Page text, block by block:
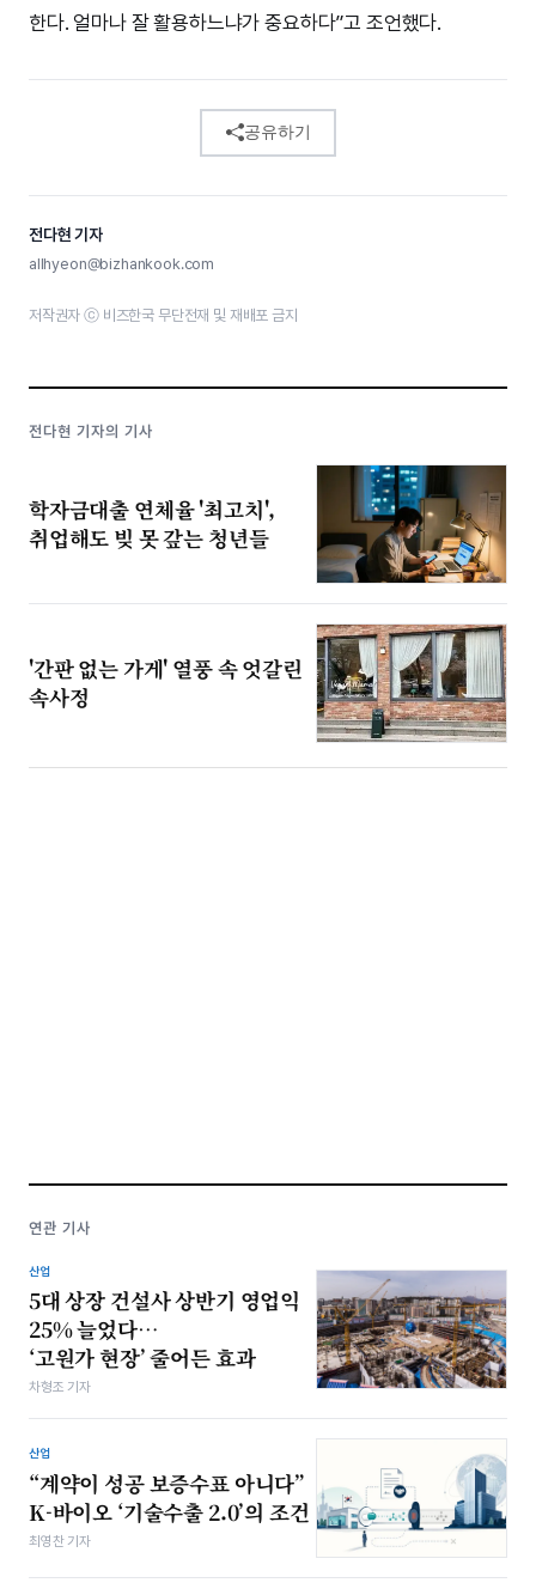
한다. 얼마나 잘 활용하느냐가 중요하다”고 조언했다.
공유하기
전다현 기자
allhyeon@bizhankook.com
저작권자 ⓒ 비즈한국 무단전재 및 재배포 금지
전다현 기자의 기사
학자금대출 연체율 '최고치',
취업해도 빚 못 갚는 청년들
'간판 없는 가게' 열풍 속 엇갈린
속사정
연관 기사
산업
5대 상장 건설사 상반기 영업익
25% 늘었다…
‘고원가 현장’ 줄어든 효과
차형조 기자
산업
“계약이 성공 보증수표 아니다”
K-바이오 ‘기술수출 2.0’의 조건
최영찬 기자